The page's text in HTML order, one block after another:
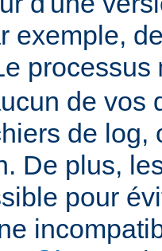
exemple,
processus
de vos
de log,
De plus,
pour